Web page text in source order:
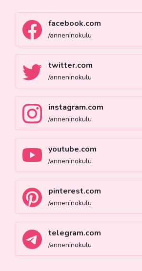
facebook.com
/anneninokulu
twitter.com
/anneninokulu
instagram.com
/anneninokulu
youtube.com
/anneninokulu
pinterest.com
/anneninokulu
telegram.com
/anneninokulu